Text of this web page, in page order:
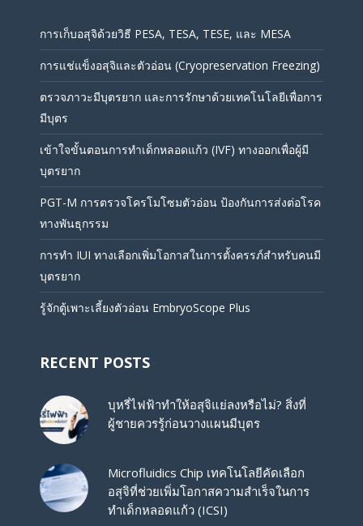
การเก็บอสุจิด้วยวิธี PESA, TESA, TESE, และ MESA
การแช่แข็งอสุจิและตัวอ่อน (Cryopreservation Freezing)
ตรวจภาวะมีบุตรยาก และการรักษาด้วยเทคโนโลยีเพื่อการ
มีบุตร
เข้าใจขั้นตอนการทำเด็กหลอดแก้ว (IVF) ทางออกเพื่อผู้มี
บุตรยาก
PGT-M การตรวจโครโมโซมตัวอ่อน ป้องกันการส่งต่อโรค
ทางพันธุกรรม
การทำ IUI ทางเลือกเพิ่มโอกาสในการตั้งครรภ์สำหรับคนมี
บุตรยาก
รู้จักตู้เพาะเลี้ยงตัวอ่อน EmbryoScope Plus
RECENT POSTS
บุหรี่ไฟฟ้าทำให้อสุจิแย่ลงหรือไม่? สิ่งที่
ผู้ชายควรรู้ก่อนวางแผนมีบุตร
Microfluidics Chip เทคโนโลยีคัดเลือก
อสุจิที่ช่วยเพิ่มโอกาสความสำเร็จในการ
ทำเด็กหลอดแก้ว (ICSI)